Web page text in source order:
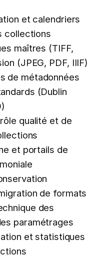
et calendriers
collections
maîtres (TIFF,
(JPEG, PDF, IIIF)
de métadonnées
(Dublin
qualité et de
et portails de
de formats
des
paramétrages
et statistiques